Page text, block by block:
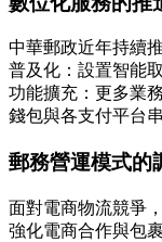
中華郵政近年持續
普及化：設置智能
功能擴充：更多業
錢包與各支付平台
郵務營運模式的
面對電商物流競爭
強化電商合作與包